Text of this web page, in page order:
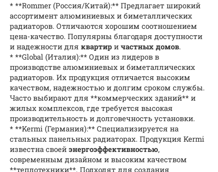
* **Rommer (Россия/Китай):** Предлагает широкий
ассортимент алюминиевых и биметаллических
радиаторов. Отличаются хорошим соотношением
цена-качество. Популярны благодаря доступности
и надежности для квартир и частных домов.
* **Global (Италия):** Один из лидеров в
производстве алюминиевых и биметаллических
радиаторов. Их продукция отличается высоким
качеством, надежностью и долгим сроком службы.
Часто выбирают для **коммерческих зданий** и
жилых комплексов, где требуется высокая
производительность и долговечность установки.
* **Kermi (Германия):** Специализируется на
стальных панельных радиаторах. Продукция Kermi
известна своей энергоэффективностью,
современным дизайном и высоким качеством
**теплотехники**. Подходят для создания